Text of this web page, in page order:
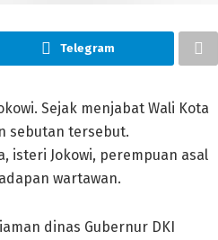
Telegram
Sejak menjabat Wali Kota
sebutan tersebut.
isteri Jokowi, perempuan asal
wartawan.
dinas Gubernur DKI